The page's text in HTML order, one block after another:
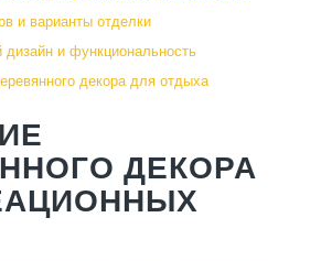
и варианты отделки
и функциональность
декора для отдыха
ДЕКОРА